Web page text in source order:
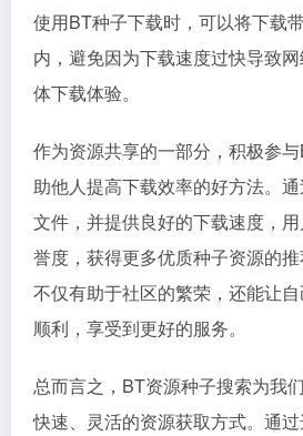
使用BT种子下载时，可以将下载
内，避免因为下载速度过快导致
体下载体验。
作为资源共享的一部分，积极参
助他人提高下载效率的好方法。
文件，并提供良好的下载速度，
誉度，获得更多优质种子资源的推
不仅有助于社区的繁荣，还能让
顺利，享受到更好的服务。
总而言之，BT资源种子搜索为我
快速、灵活的资源获取方式。通